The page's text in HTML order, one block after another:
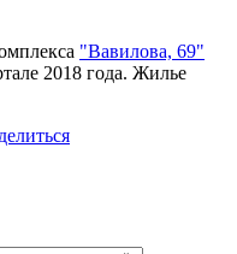
"Вавилова, 69"
2018 года. Жилье